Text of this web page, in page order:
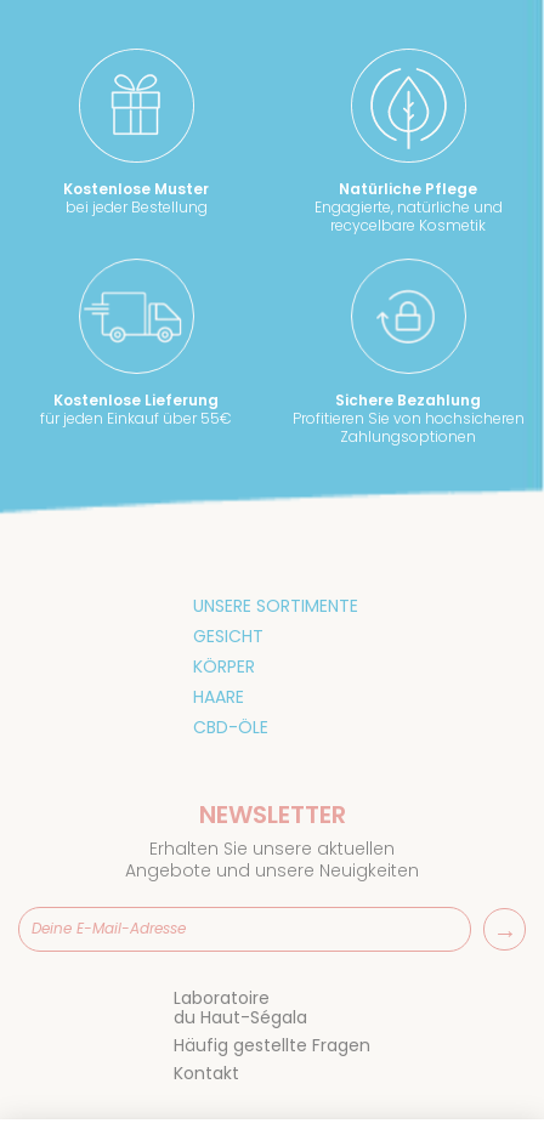
Kostenlose Muster
bei jeder Bestellung
Natürliche Pflege
Engagierte, natürliche und
recycelbare Kosmetik
Kostenlose Lieferung
für jeden Einkauf über 55€
Sichere Bezahlung
Profitieren Sie von hochsicheren
Zahlungsoptionen
UNSERE SORTIMENTE
GESICHT
KÖRPER
HAARE
CBD-ÖLE
Laboratoire
du Haut-Ségala
Häufig gestellte Fragen
Kontakt
NEWSLETTER
Erhalten Sie unsere aktuellen
Angebote und unsere Neuigkeiten